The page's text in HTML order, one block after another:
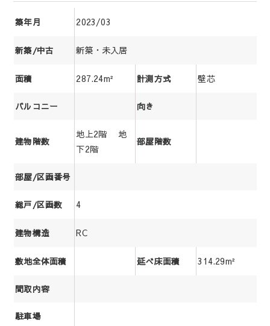
築年月 2023/03
新築/中古 新築・未入居
面積 287.24m² 計測方式 壁芯
バルコニー 向き
建物階数
地上2階 地
下2階
部屋階数
部屋/区画番号
総戸/区画数 4
建物構造 RC
敷地全体面積 延べ床面積 314.29m²
間取内容
駐車場